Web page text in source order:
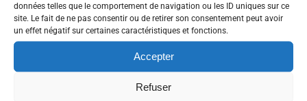
données telles que le comportement de navigation ou les ID uniques sur ce
site. Le fait de ne pas consentir ou de retirer son consentement peut avoir
un effet négatif sur certaines caractéristiques et fonctions.
Accepter
Refuser